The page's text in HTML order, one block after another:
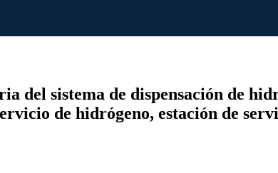
del sistema de dispensación de
de hidrógeno, estación de